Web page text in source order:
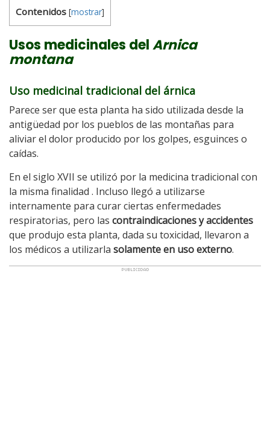
Contenidos [mostrar]
Usos medicinales delArnica
montana
Uso medicinal tradicional del árnica
Parece ser que esta planta ha sido utilizada desde la
antigüedad por los pueblos de las montañas para
aliviar el dolor producido por los golpes, esguinces o
caídas.
En el siglo XVII se utilizó por la medicina tradicional con
la misma finalidad . Incluso llegó a utilizarse
internamente para curar ciertas enfermedades
respiratorias, pero las contraindicaciones y accidentes
que produjo esta planta, dada su toxicidad, llevaron a
los médicos a utilizarla solamente en uso externo.